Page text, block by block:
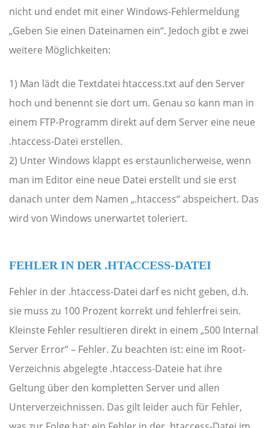
nicht und endet mit einer Windows-Fehlermeldung
„Geben Sie einen Dateinamen ein“. Jedoch gibt e zwei
weitere Möglichkeiten:
1) Man lädt die Textdatei htaccess.txt auf den Server
hoch und benennt sie dort um. Genau so kann man in
einem FTP-Programm direkt auf dem Server eine neue
.htaccess-Datei erstellen.
2) Unter Windows klappt es erstaunlicherweise, wenn
man im Editor eine neue Datei erstellt und sie erst
danach unter dem Namen „.htaccess“ abspeichert. Das
wird von Windows unerwartet toleriert.
FEHLER IN DER .HTACCESS-DATEI
Fehler in der .htaccess-Datei darf es nicht geben, d.h.
sie muss zu 100 Prozent korrekt und fehlerfrei sein.
Kleinste Fehler resultieren direkt in einem „500 Internal
Server Error“ – Fehler. Zu beachten ist: eine im Root-
Verzeichnis abgelegte .htaccess-Dateie hat ihre
Geltung über den kompletten Server und allen
Unterverzeichnissen. Das gilt leider auch für Fehler,